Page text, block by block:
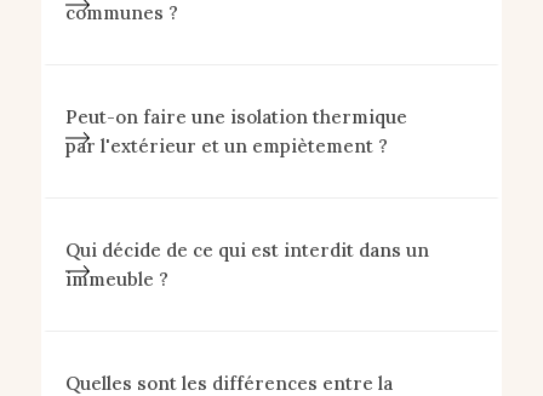
communes ?
Peut-on faire une isolation thermique
par l'extérieur et un empiètement ?
Qui décide de ce qui est interdit dans un
immeuble ?
Quelles sont les différences entre la